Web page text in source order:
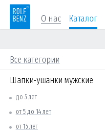
О нас Каталог
Все категории
Шапки-ушанки мужские
до 5 лет
от 5 до 14 лет
от 15 лет